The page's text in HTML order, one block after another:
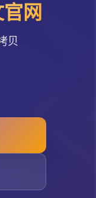
网
贝